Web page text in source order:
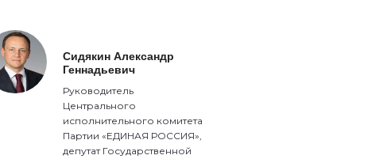
Сидякин Александр
Геннадьевич
Руководитель
Центрального
исполнительного комитета
Партии «ЕДИНАЯ РОССИЯ»,
депутат Государственной